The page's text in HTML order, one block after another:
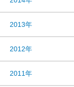
2013年
2012年
2011年